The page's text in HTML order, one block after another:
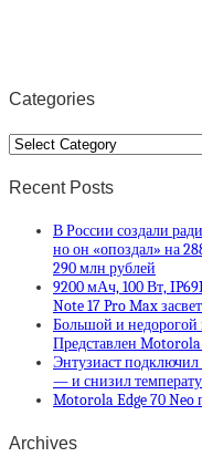
Categories
Categories
Recent Posts
В России создали
но он «опоздал» на
290 млн рублей
9200 мАч, 100 Вт,
Note 17 Pro Max
Большой и недорогой
Представлен
Энтузиаст подключил
— и снизил
Motorola Edge 70 Neo
Archives